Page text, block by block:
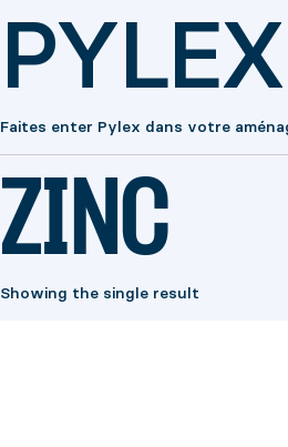
PYLEX
Faites enter Pylex dans votre
ZINC
Showing the single result